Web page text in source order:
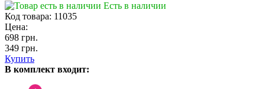
Есть в наличии
Код товара: 11035
Цена:
698 грн.
349 грн.
Купить
В комплект входит: